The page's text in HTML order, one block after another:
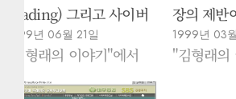
Trading) 그리고 사이버
거래(Cyber Trading)라
는 단어가 혼재되고 있다.
HTS는 단어적인 표현으
1999년 06월 21일
"김형래의 이야기"에서
장의 제반
여 투자하
하려는 종
1999년 03
"김형래의